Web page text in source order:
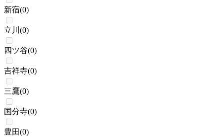
新宿(0)
立川 (0)
四ツ谷(0)
吉祥寺(0)
三鷹(0)
国分寺(0)
豊田(0)